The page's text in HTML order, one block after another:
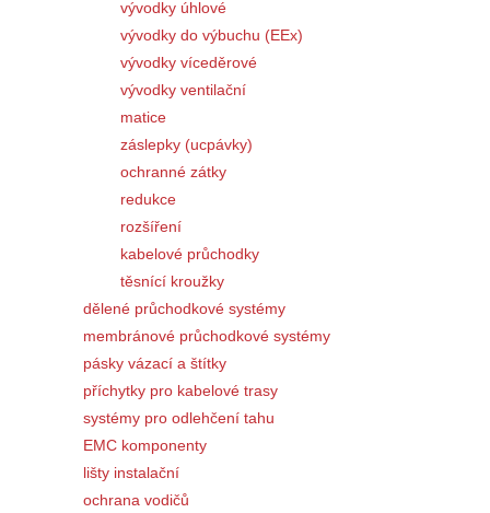
vývodky úhlové
vývodky do výbuchu (EEx)
vývodky víceděrové
vývodky ventilační
matice
záslepky (ucpávky)
ochranné zátky
redukce
rozšíření
kabelové průchodky
těsnící kroužky
dělené průchodkové systémy
membránové průchodkové systémy
pásky vázací a štítky
příchytky pro kabelové trasy
systémy pro odlehčení tahu
EMC komponenty
lišty instalační
ochrana vodičů